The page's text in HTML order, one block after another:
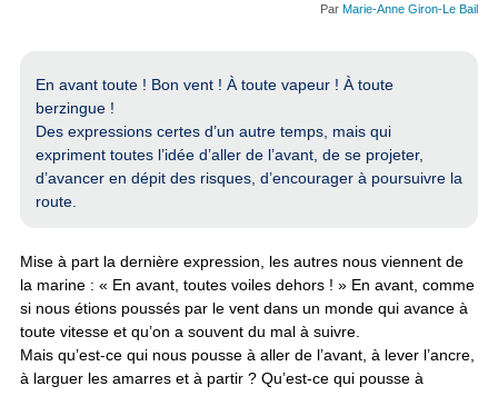
Par Marie-Anne Giron-Le Bail
En avant toute ! Bon vent ! À toute vapeur ! À toute
berzingue !
Des expressions certes d’un autre temps, mais qui
expriment toutes l’idée d’aller de l’avant, de se projeter,
d’avancer en dépit des risques, d’encourager à poursuivre la
route.
Mise à part la dernière expression, les autres nous viennent de
la marine : « En avant, toutes voiles dehors ! » En avant, comme
si nous étions poussés par le vent dans un monde qui avance à
toute vitesse et qu’on a souvent du mal à suivre.
Mais qu’est-ce qui nous pousse à aller de l’avant, à lever l’ancre,
à larguer les amarres et à partir ? Qu’est-ce qui pousse à